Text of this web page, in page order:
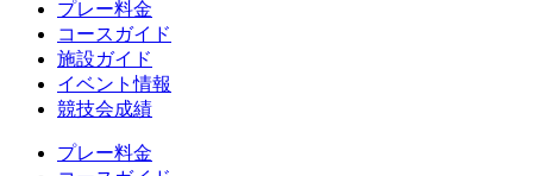
プレー料金
コースガイド
施設ガイド
イベント情報
競技会成績
プレー料金